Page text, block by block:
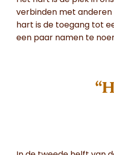
verbinden met anderen
hart is de toegang tot
een paar namen te